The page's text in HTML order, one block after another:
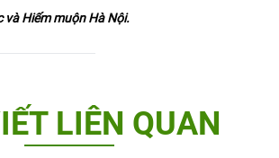
và Hiếm muộn Hà Nội.
LIÊN QUAN